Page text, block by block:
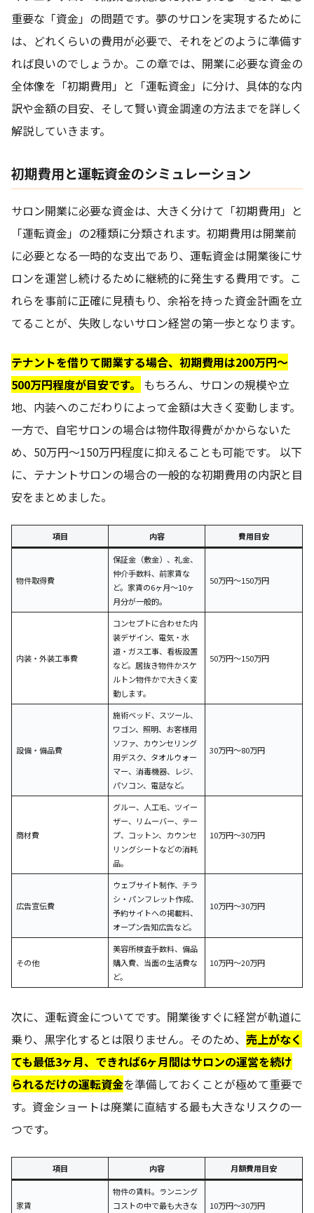
重要な「資金」の問題です。夢のサロンを実現するために
は、どれくらいの費用が必要で、それをどのように準備す
れば良いのでしょうか。この章では、開業に必要な資金の
全体像を「初期費用」と「運転資金」に分け、具体的な内
訳や金額の目安、そして賢い資金調達の方法までを詳しく
解説していきます。
初期費用と運転資金のシミュレーション
サロン開業に必要な資金は、大きく分けて「初期費用」と
「運転資金」の2種類に分類されます。初期費用は開業前
に必要となる一時的な支出であり、運転資金は開業後にサ
ロンを運営し続けるために継続的に発生する費用です。こ
れらを事前に正確に見積もり、余裕を持った資金計画を立
てることが、失敗しないサロン経営の第一歩となります。
テナントを借りて開業する場合、初期費用は200万円～
500万円程度が目安です。
もちろん、サロンの規模や立
地、内装へのこだわりによって金額は大きく変動します。
一方で、自宅サロンの場合は物件取得費がかからないた
め、50万円～150万円程度に抑えることも可能です。 以下
に、テナントサロンの場合の一般的な初期費用の内訳と目
安をまとめました。
項目 内容 費用目安
物件取得費
保証金（敷金）、礼金、
仲介手数料、前家賃な
ど。家賃の6ヶ月～10ヶ
月分が一般的。
50万円～150万円
内装・外装工事費
コンセプトに合わせた内
装デザイン、電気・水
道・ガス工事、看板設置
など。居抜き物件かスケ
ルトン物件かで大きく変
動します。
50万円～150万円
設備・備品費
施術ベッド、スツール、
ワゴン、照明、お客様用
ソファ、カウンセリング
用デスク、タオルウォー
マー、消毒機器、レジ、
パソコン、電話など。
30万円～80万円
商材費
グルー、人工毛、ツイー
ザー、リムーバー、テー
プ、コットン、カウンセ
リングシートなどの消耗
品。
10万円～30万円
広告宣伝費
ウェブサイト制作、チラ
シ・パンフレット作成、
予約サイトへの掲載料、
オープン告知広告など。
10万円～30万円
その他
美容所検査手数料、備品
購入費、当面の生活費な
ど。
10万円～20万円
次に、運転資金についてです。開業後すぐに経営が軌道に
乗り、黒字化するとは限りません。そのため、 売上がなく
ても最低3ヶ月、できれば6ヶ月間はサロンの運営を続け
られるだけの運転資金を準備しておくことが極めて重要で
す。資金ショートは廃業に直結する最も大きなリスクの一
つです。
項目 内容 月額費用目安
家賃
物件の賃料。ランニング
コストの中で最も大きな
10万円～30万円